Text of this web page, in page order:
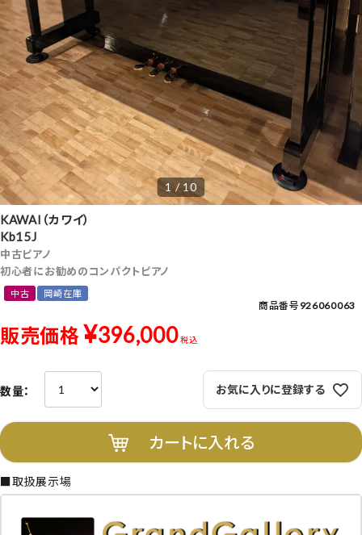
1 / 10
KAWAI（カワイ）
Kb15J
中古ピアノ
初心者にお勧めのコンパクトピアノ
中古 岡崎在庫
商品番号 926060063
販売価格 ¥396,000 税込
お気に入りに登録する
カートに入れる
■取扱展示場